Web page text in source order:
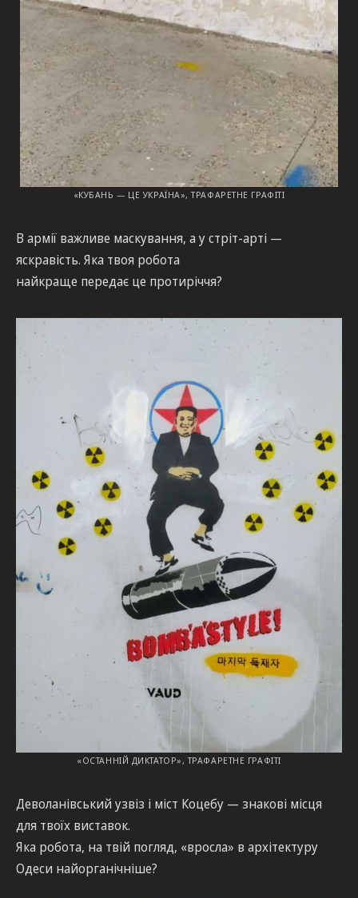
«КУБАНЬ — ЦЕ УКРАЇНА», ТРАФАРЕТНЕ ГРАФІТІ
В армії важливе маскування, а у стріт-арті —
яскравість. Яка твоя робота
найкраще передає це протиріччя?
«ОСТАННІЙ ДИКТАТОР», ТРАФАРЕТНЕ ГРАФІТІ
Деволанівський узвіз і міст Коцебу — знакові місця
для твоїх виставок.
Яка робота, на твій погляд, «вросла» в архітектуру
Одеси найорганічніше?